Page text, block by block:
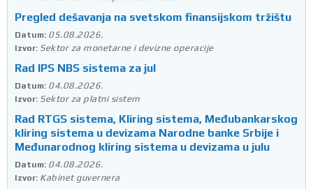
Pregled dešavanja na svetskom finansijskom tržištu
Datum: 05.08.2026.
Izvor: Sektor za monetarne i devizne operacije
Rad IPS NBS sistema za jul
Datum: 04.08.2026.
Izvor: Sektor za platni sistem
Rad RTGS sistema, Kliring sistema, Međubankarskog
kliring sistema u devizama Narodne banke Srbije i
Međunarodnog kliring sistema u devizama u julu
Datum: 04.08.2026.
Izvor: Kabinet guvernera